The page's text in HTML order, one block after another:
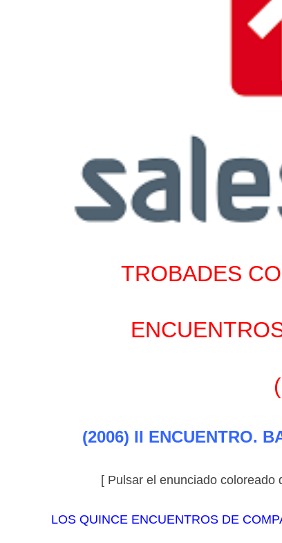
TROBADES
(2006) II ENCUENTRO.
[ Pulsar el enunciado coloreado
LOS QUINCE ENCUENTROS DE